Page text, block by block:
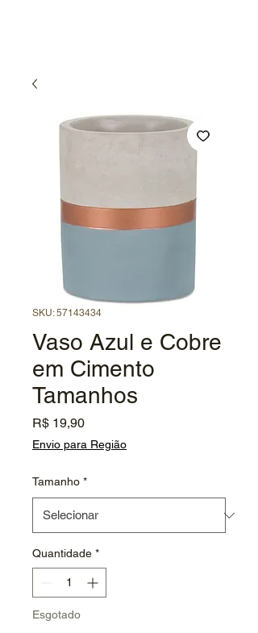
SKU: 57143434
Vaso Azul e Cobre
em Cimento
Tamanhos
R$ 19,90Preço
Envio para Região
Tamanho *
Quantidade *
Esgotado